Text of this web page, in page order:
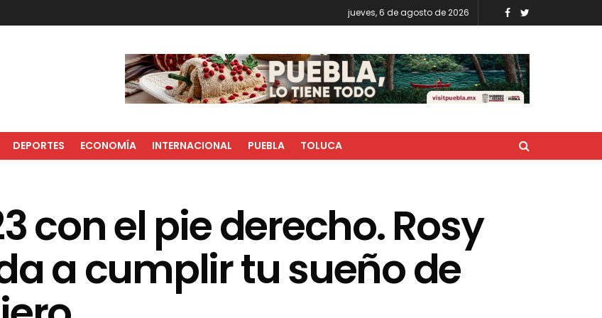
jueves, 6 de agosto de 2026
DEPORTES ECONOMÍA INTERNACIONAL PUEBLA TOLUCA
con el pie derecho. Rosy
a cumplir tu sueño de